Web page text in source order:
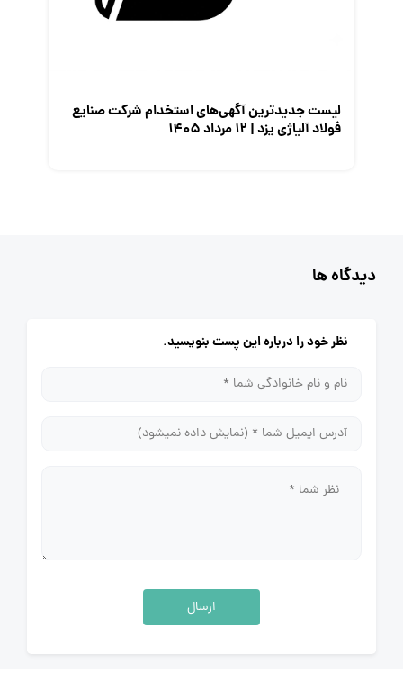
لیست جدیدترین آگهی‌های استخدام شرکت صنایع
فولاد آلیاژی یزد | ۱۲ مرداد ۱۴۰۵
دیدگاه ها
نظر خود را درباره این پست بنویسید.
ارسال